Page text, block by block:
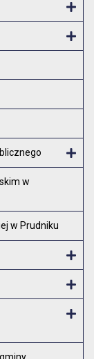
w
w Prudniku